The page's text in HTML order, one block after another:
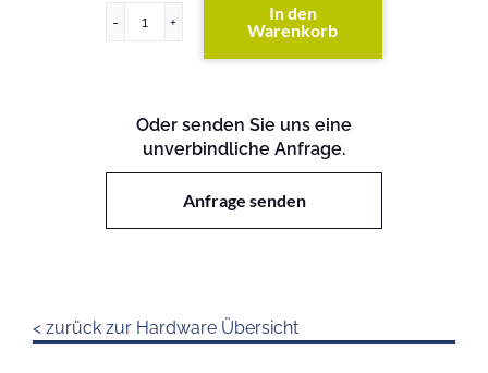
Primergy
In den
Warenkorb
Oder senden Sie uns eine
unverbindliche Anfrage.
Anfrage senden
< zurück zur Hardware Übersicht